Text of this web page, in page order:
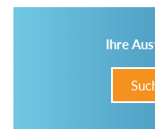
Ihre